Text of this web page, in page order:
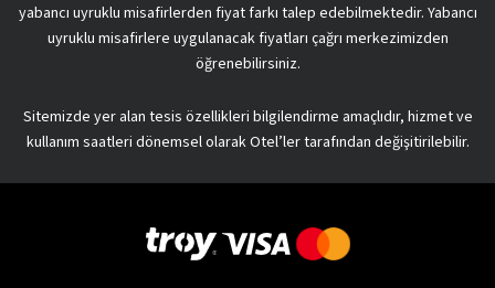
yabancı uyruklu misafirlerden fiyat farkı talep edebilmektedir. Yabancı
uyruklu misafirlere uygulanacak fiyatları çağrı merkezimizden
öğrenebilirsiniz.
Sitemizde yer alan tesis özellikleri bilgilendirme amaçlıdır, hizmet ve
kullanım saatleri dönemsel olarak Otel’ler tarafından değişitirilebilir.